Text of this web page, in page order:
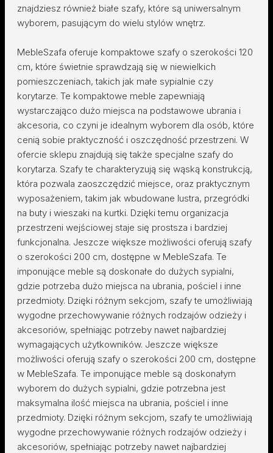
znajdziesz również białe szafy, które są uniwersalnym
wyborem, pasującym do wielu stylów wnętrz.
MebleSzafa oferuje kompaktowe szafy o szerokości 120
cm, które świetnie sprawdzają się w niewielkich
pomieszczeniach, takich jak małe sypialnie czy
korytarze. Te kompaktowe meble zapewniają
wystarczająco dużo miejsca na podstawowe ubrania i
akcesoria, co czyni je idealnym wyborem dla osób, które
cenią sobie praktyczność i oszczędność przestrzeni. W
ofercie sklepu znajdują się także specjalne szafy do
korytarza. Szafy te charakteryzują się wąską konstrukcją,
która pozwala zaoszczędzić miejsce, oraz praktycznym
wyposażeniem, takim jak wbudowane lustra, przegródki
na buty i wieszaki na kurtki. Dzięki temu organizacja
przestrzeni wejściowej staje się prostsza i bardziej
funkcjonalna. Jeszcze większe możliwości oferują szafy
o szerokości 200 cm, dostępne w MebleSzafa. Te
imponujące meble są doskonałe do dużych sypialni,
gdzie potrzeba dużo miejsca na ubrania, pościel i inne
przedmioty. Dzięki różnym sekcjom, szafy te umożliwiają
wygodne przechowywanie różnych rodzajów odzieży i
akcesoriów, spełniając potrzeby nawet najbardziej
wymagających użytkowników. Jeszcze większe
możliwości oferują szafy o szerokości 200 cm, dostępne
w MebleSzafa. Te imponujące meble są doskonałym
wyborem do dużych sypialni, gdzie potrzebna jest
maksymalna ilość miejsca na ubrania, pościel i inne
przedmioty. Dzięki różnym sekcjom, szafy te umożliwiają
wygodne przechowywanie różnych rodzajów odzieży i
akcesoriów, spełniając potrzeby nawet najbardziej